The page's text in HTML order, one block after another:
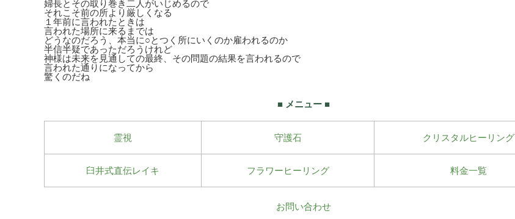
婦長とその取り巻き二人がいじめるので
それこそ前の所より厳しくなる
１年前に言われたときは
言われた場所に来るまでは
どうなのだろう、本当に○とつく所にいくのか雇われるのか
半信半疑であっただろうけれど
神様は未来を見通しての最終、その問題の結果を言われるので
言われた通りになってから
驚くのだね
■ メニュー ■
霊視 守護石 クリスタルヒーリング
臼井式直伝レイキ フラワーヒーリング 料金一覧
お問い合わせ